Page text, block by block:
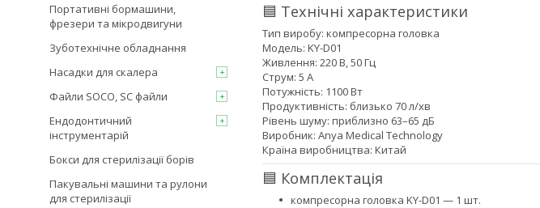
🟦 Технічні характеристики
Тип виробу: компресорна головка
Модель: KY-D01
Живлення: 220 В, 50 Гц
Струм: 5 А
Потужність: 1100 Вт
Продуктивність: близько 70 л/хв
Рівень шуму: приблизно 63–65 дБ
Виробник: Anya Medical Technology
Країна виробництва: Китай
🟦 Комплектація
компресорна головка KY-D01 — 1 шт.
Портативні бормашини,
фрезери та мікродвигуни
Зуботехнічне обладнання
Насадки для скалера
Файли SOCO, SC файли
Ендодонтичний
інструментарій
Бокси для стерилізації борів
Пакувальні машини та рулони
для стерилізації